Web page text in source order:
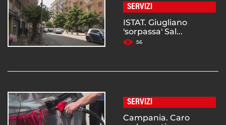
SERVIZI
ISTAT. Giugliano
'sorpassa' Sal...
56
SERVIZI
Campania. Caro